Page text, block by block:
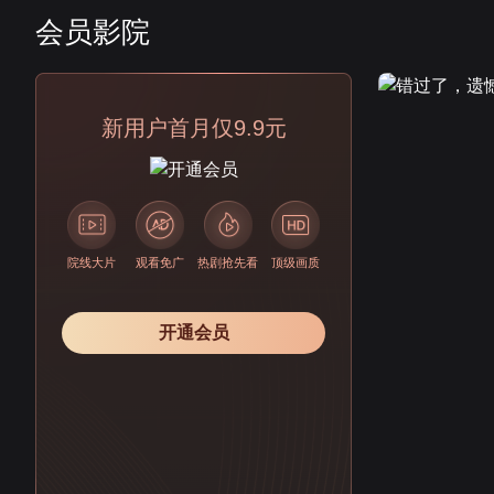
会员影院
新用户首月仅9.9元
院线大片 观看免广 热剧抢先看 顶级画质
开通会员
会员